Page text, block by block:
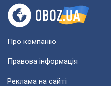
Про компанію
Правова інформація
Реклама на сайті